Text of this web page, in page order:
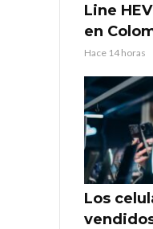
Line
en
Hace 14 horas
Los